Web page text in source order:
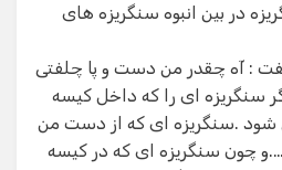
در بین انبوه سنگریزه های
: آه چقدر من دست و پا چلفتی
سنگریزه ای را که داخل کیسه
شود .سنگریزه ای که از دست من
چون سنگریزه ای که در کیسه